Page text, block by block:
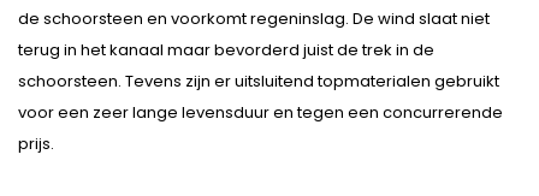
de schoorsteen en voorkomt regeninslag. De wind slaat niet
terug in het kanaal maar bevorderd juist de trek in de
schoorsteen. Tevens zijn er uitsluitend topmaterialen gebruikt
voor een zeer lange levensduur en tegen een concurrerende
prijs.